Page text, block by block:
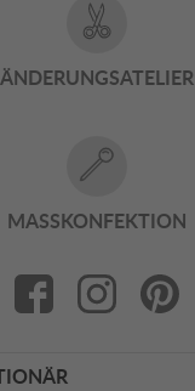
ÄNDERUNGSATELIER
MASSKONFEKTION